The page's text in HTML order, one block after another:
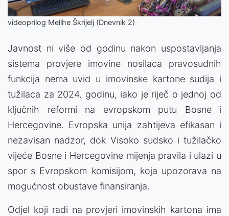
videoprilog Melihe Škrijelj (Dnevnik 2)
Javnost ni više od godinu nakon uspostavljanja
sistema provjere imovine nosilaca pravosudnih
funkcija nema uvid u imovinske kartone sudija i
tužilaca za 2024. godinu, iako je riječ o jednoj od
ključnih reformi na evropskom putu Bosne i
Hercegovine. Evropska unija zahtijeva efikasan i
nezavisan nadzor, dok Visoko sudsko i tužilačko
vijeće Bosne i Hercegovine mijenja pravila i ulazi u
spor s Evropskom komisijom, koja upozorava na
mogućnost obustave finansiranja.
Odjel koji radi na provjeri imovinskih kartona ima